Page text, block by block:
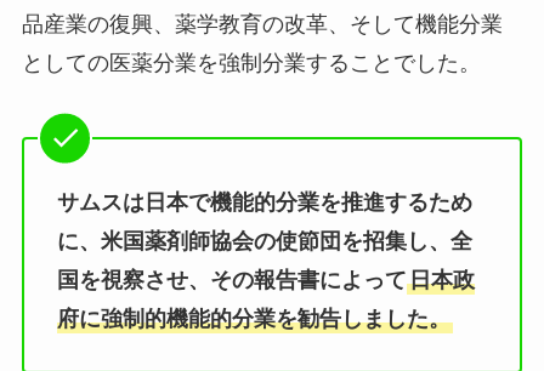
品産業の復興、薬学教育の改革、そして機能分業
としての医薬分業を強制分業することでした。
サムスは日本で機能的分業を推進するため
に、米国薬剤師協会の使節団を招集し、全
国を視察させ、その報告書によって日本政
府に強制的機能的分業を勧告しました。